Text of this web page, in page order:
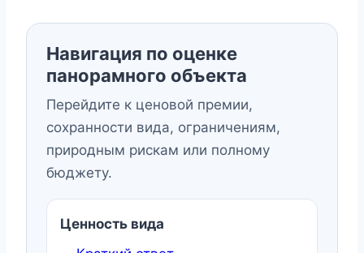
Навигация по оценке
панорамного объекта
Перейдите к ценовой премии,
сохранности вида, ограничениям,
природным рискам или полному
бюджету.
Ценность вида